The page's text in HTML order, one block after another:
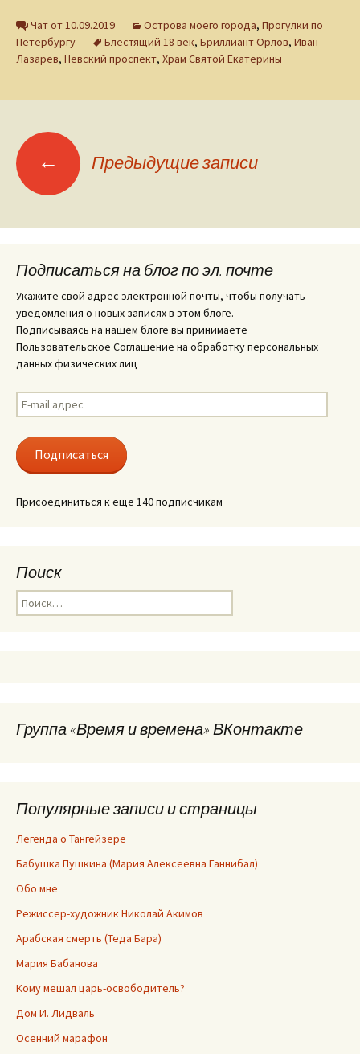
Чат от 10.09.2019 Острова моего города, Прогулки по
Петербургу
Блестящий 18 век, Бриллиант Орлов, Иван
Лазарев, Невский проспект, Храм Святой Екатерины
Навигация
по
записям
← Предыдущие записи
Подписаться на блог по эл. почте
Укажите свой адрес электронной почты, чтобы получать
уведомления о новых записях в этом блоге.
Подписываясь на нашем блоге вы принимаете
Пользовательское Соглашение на обработку персональных
данных физических лиц
E-
mail
Подписаться
Присоединиться к еще 140 подписчикам
Поиск
Найти:
Группа «Время и времена» ВКонтакте
Популярные записи и страницы
Легенда о Тангейзере
Бабушка Пушкина (Мария Алексеевна Ганнибал)
Обо мне
Режиссер-художник Николай Акимов
Арабская смерть (Теда Бара)
Мария Бабанова
Кому мешал царь-освободитель?
Дом И. Лидваль
Осенний марафон